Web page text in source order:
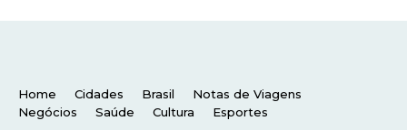
Home Cidades Brasil
Notas de Viagens
Negócios
Saúde Cultura Esportes